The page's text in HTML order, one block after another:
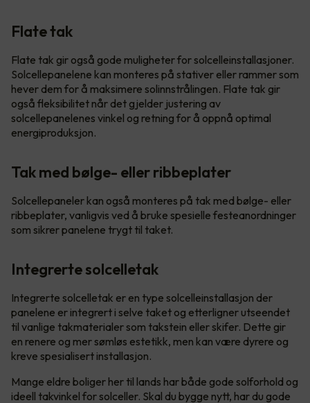
Flate tak
Flate tak gir også gode muligheter for solcelleinstallasjoner.
Solcellepanelene kan monteres på stativer eller rammer som
hever dem for å maksimere solinnstrålingen. Flate tak gir
også fleksibilitet når det gjelder justering av
solcellepanelenes vinkel og retning for å oppnå optimal
energiproduksjon.
Tak med bølge- eller ribbeplater
Solcellepaneler kan også monteres på tak med bølge- eller
ribbeplater, vanligvis ved å bruke spesielle festeanordninger
som sikrer panelene trygt til taket.
Integrerte solcelletak
Integrerte solcelletak er en type solcelleinstallasjon der
panelene er integrert i selve taket og etterligner utseendet
til vanlige takmaterialer som takstein eller skifer. Dette gir
en renere og mer sømløs estetikk, men kan være dyrere og
kreve spesialisert installasjon.
Mange eldre boliger her til lands har både gode solforhold og
ideell takvinkel for solceller. Skal du bygge nytt, har du gode